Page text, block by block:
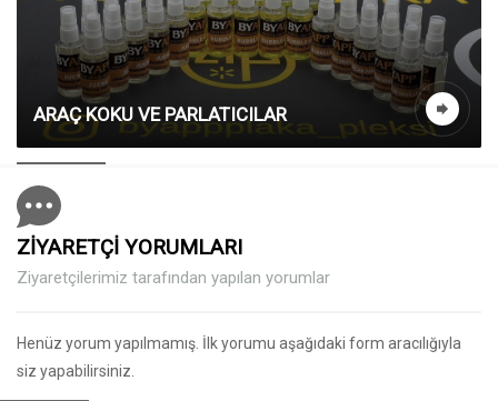
ARAÇ KOKU VE PARLATICILAR
ZİYARETÇİ YORUMLARI
Ziyaretçilerimiz tarafından yapılan yorumlar
Henüz yorum yapılmamış. İlk yorumu aşağıdaki form aracılığıyla
siz yapabilirsiniz.